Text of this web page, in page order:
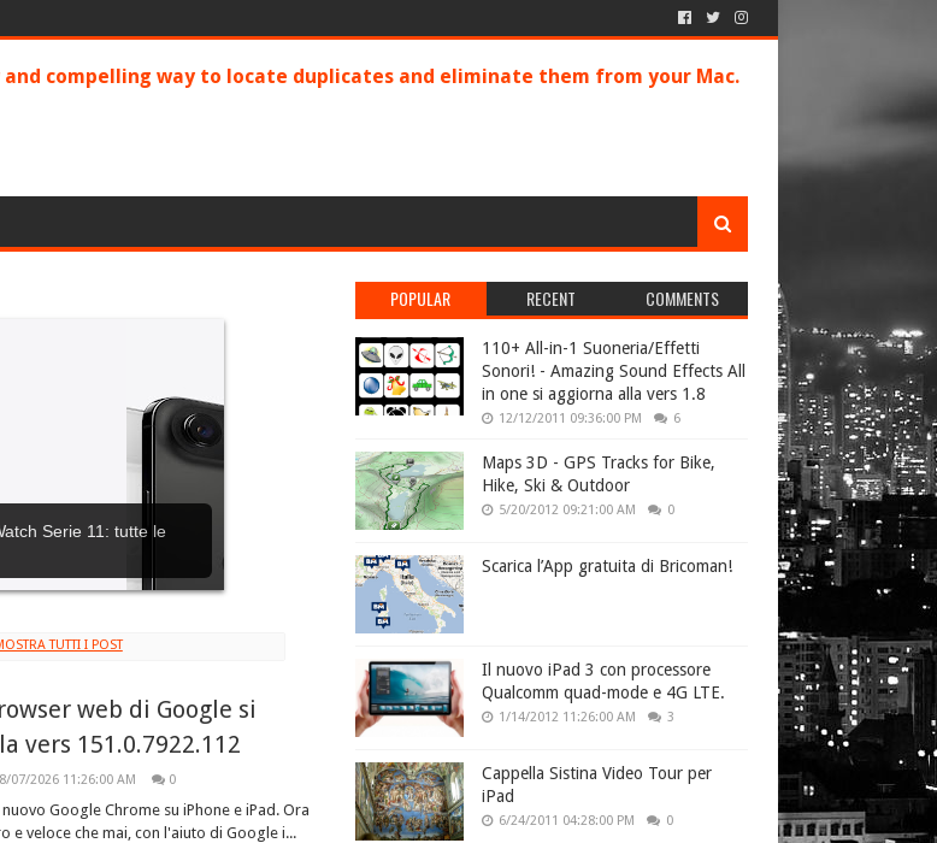
compelling way to locate duplicates and eliminate them from your Mac.
Serie 11: tutte le
TUTTI I POST
web di Google si
vers 151.0.7922.112
8/07/2026 11:26:00 AM 0
Google Chrome su iPhone e iPad. Ora
e veloce che mai, con l'aiuto di Google i...
POPULAR RECENT COMMENTS
110+ All-in-1 Suoneria/Effetti
Sonori! - Amazing Sound Effects All
in one si aggiorna alla vers 1.8
12/12/2011 09:36:00 PM 6
Maps 3D - GPS Tracks for Bike,
Hike, Ski & Outdoor
5/20/2012 09:21:00 AM 0
Scarica l’App gratuita di Bricoman!
Il nuovo iPad 3 con processore
Qualcomm quad-mode e 4G LTE.
1/14/2012 11:26:00 AM 3
Cappella Sistina Video Tour per
iPad
6/24/2011 04:28:00 PM 0